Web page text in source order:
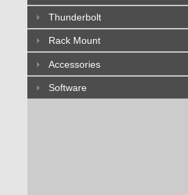
Thunderbolt
Rack Mount
Accessories
Software